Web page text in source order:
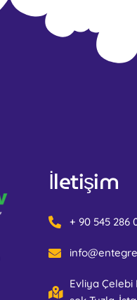
İletişim
+ 90 545 286
Evliya Çelebi